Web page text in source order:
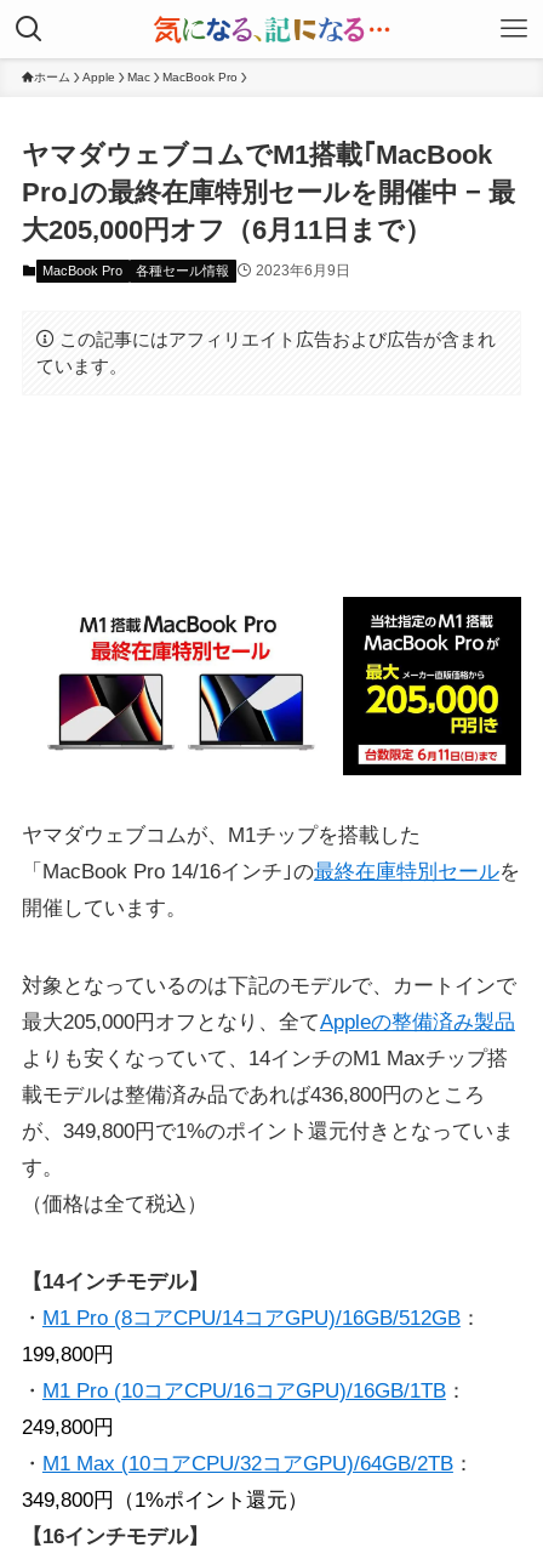
ホーム Apple Mac MacBook Pro
ヤマダウェブコムでM1搭載｢MacBook
Pro｣の最終在庫特別セールを開催中 − 最
大205,000円オフ（6月11日まで）
MacBook Pro 各種セール情報 2023年6月9日
この記事にはアフィリエイト広告および広告が含まれ
ています。
ヤマダウェブコムが、M1チップを搭載した
「MacBook Pro 14/16インチ｣の最終在庫特別セールを
開催しています。
対象となっているのは下記のモデルで、カートインで
最大205,000円オフとなり、全てAppleの整備済み製品
よりも安くなっていて、14インチのM1 Maxチップ搭
載モデルは整備済み品であれば436,800円のところ
が、349,800円で1%のポイント還元付きとなっていま
す。
（価格は全て税込）
【14インチモデル】
・ M1 Pro (8コアCPU/14コアGPU)/16GB/512GB：
199,800円
・ M1 Pro (10コアCPU/16コアGPU)/16GB/1TB：
249,800円
・ M1 Max (10コアCPU/32コアGPU)/64GB/2TB：
349,800円（1%ポイント還元）
【16インチモデル】